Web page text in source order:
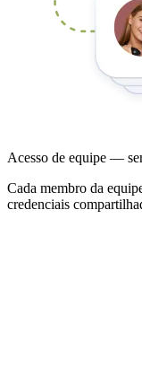
Acesso de equipe —
Cada membro da
credenciais